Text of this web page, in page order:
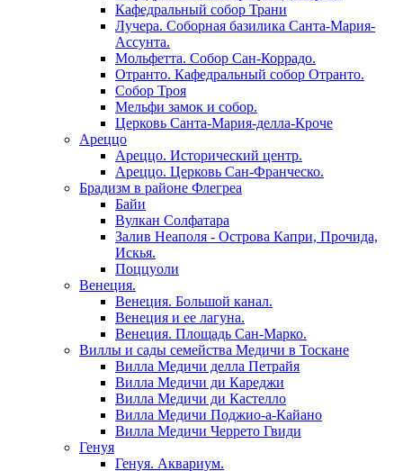
Кафедральный собор Трани
Лучера. Соборная базилика Санта-Мария-
Ассунта.
Мольфетта. Собор Сан-Коррадо.
Отранто. Кафедральный собор Отранто.
Собор Троя
Мельфи замок и собор.
Церковь Санта-Мария-делла-Кроче
Ареццо
Ареццо. Исторический центр.
Ареццо. Церковь Сан-Франческо.
Брадизм в районе Флегреа
Байи
Вулкан Солфатара
Залив Неаполя - Острова Капри, Прочида,
Искья.
Поццуоли
Венеция.
Венеция. Большой канал.
Венеция и ее лагуна.
Венеция. Площадь Сан-Марко.
Виллы и сады семейства Медичи в Тоскане
Вилла Медичи делла Петрайя
Вилла Медичи ди Кареджи
Вилла Медичи ди Кастелло
Вилла Медичи Поджио-а-Кайано
Вилла Медичи Черрето Гвиди
Генуя
Генуя. Аквариум.